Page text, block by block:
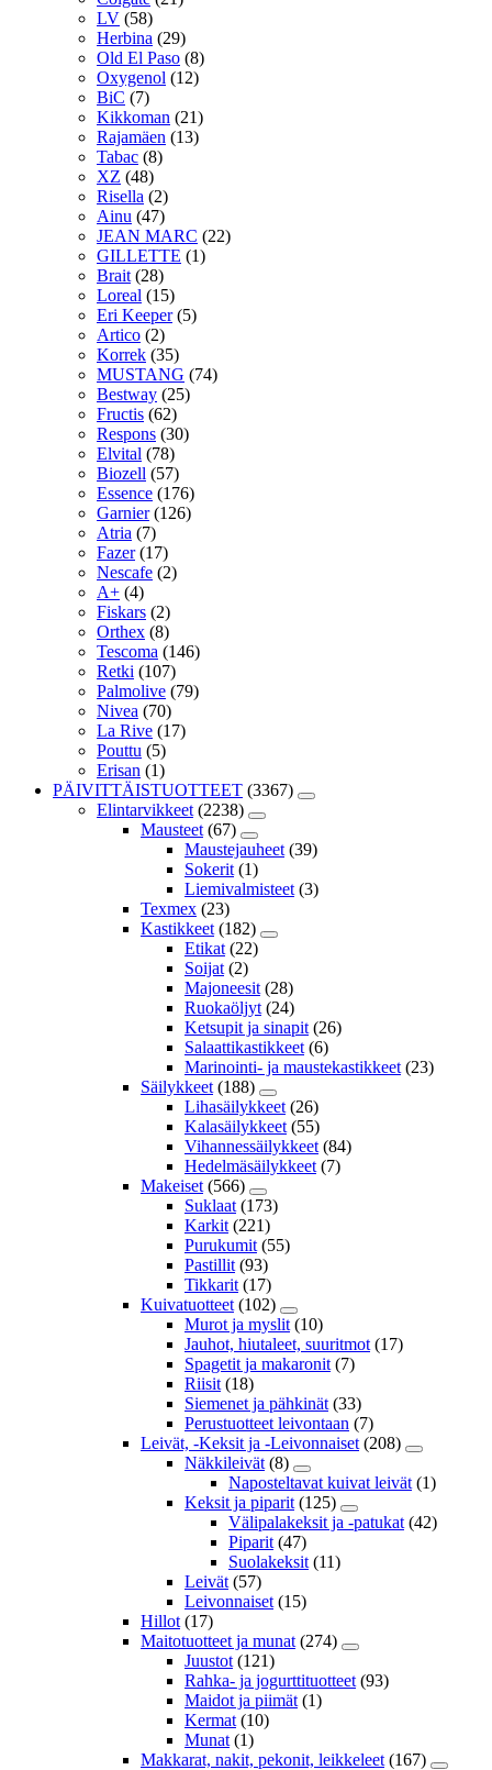
LV (58)
Herbina (29)
Old El Paso (8)
Oxygenol (12)
BiC (7)
Kikkoman (21)
Rajamäen (13)
Tabac (8)
XZ (48)
Risella (2)
Ainu (47)
JEAN MARC (22)
GILLETTE (1)
Brait (28)
Loreal (15)
Eri Keeper (5)
Artico (2)
Korrek (35)
MUSTANG (74)
Bestway (25)
Fructis (62)
Respons (30)
Elvital (78)
Biozell (57)
Essence (176)
Garnier (126)
Atria (7)
Fazer (17)
Nescafe (2)
A+ (4)
Fiskars (2)
Orthex (8)
Tescoma (146)
Retki (107)
Palmolive (79)
Nivea (70)
La Rive (17)
Pouttu (5)
Erisan (1)
PÄIVITTÄISTUOTTEET (3367)
Elintarvikkeet (2238)
Mausteet (67)
Maustejauheet (39)
Sokerit (1)
Liemivalmisteet (3)
Texmex (23)
Kastikkeet (182)
Etikat (22)
Soijat (2)
Majoneesit (28)
Ruokaöljyt (24)
Ketsupit ja sinapit (26)
Salaattikastikkeet (6)
Marinointi- ja maustekastikkeet (23)
Säilykkeet (188)
Lihasäilykkeet (26)
Kalasäilykkeet (55)
Vihannessäilykkeet (84)
Hedelmäsäilykkeet (7)
Makeiset (566)
Suklaat (173)
Karkit (221)
Purukumit (55)
Pastillit (93)
Tikkarit (17)
Kuivatuotteet (102)
Murot ja myslit (10)
Jauhot, hiutaleet, suuritmot (17)
Spagetit ja makaronit (7)
Riisit (18)
Siemenet ja pähkinät (33)
Perustuotteet leivontaan (7)
Leivät, -Keksit ja -Leivonnaiset (208)
Näkkileivät (8)
Naposteltavat kuivat leivät (1)
Keksit ja piparit (125)
Välipalakeksit ja -patukat (42)
Piparit (47)
Suolakeksit (11)
Leivät (57)
Leivonnaiset (15)
Hillot (17)
Maitotuotteet ja munat (274)
Juustot (121)
Rahka- ja jogurttituotteet (93)
Maidot ja piimät (1)
Kermat (10)
Munat (1)
Makkarat, nakit, pekonit, leikkeleet (167)